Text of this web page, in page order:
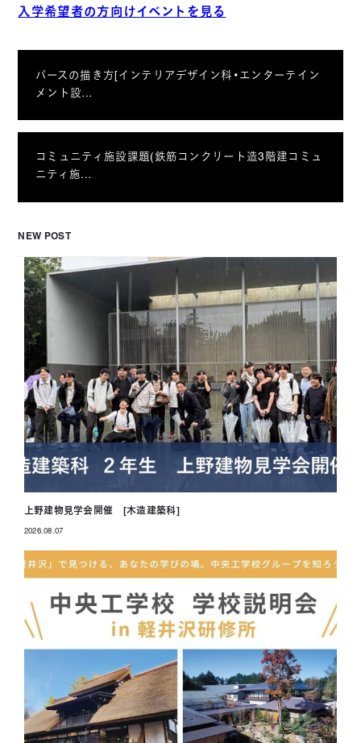
入学希望者の方向けイベントを見る
パースの描き方[インテリアデザイン科・エンターテイン
メント設…
コミュニティ施設課題(鉄筋コンクリート造3階建コミュ
ニティ施…
NEW POST
上野建物見学会開催 [木造建築科]
2026.08.07